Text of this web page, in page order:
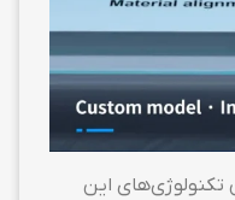
تکنولوژی‌های این